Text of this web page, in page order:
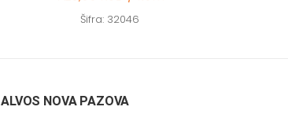
Šifra: 32046
ALVOS NOVA PAZOVA